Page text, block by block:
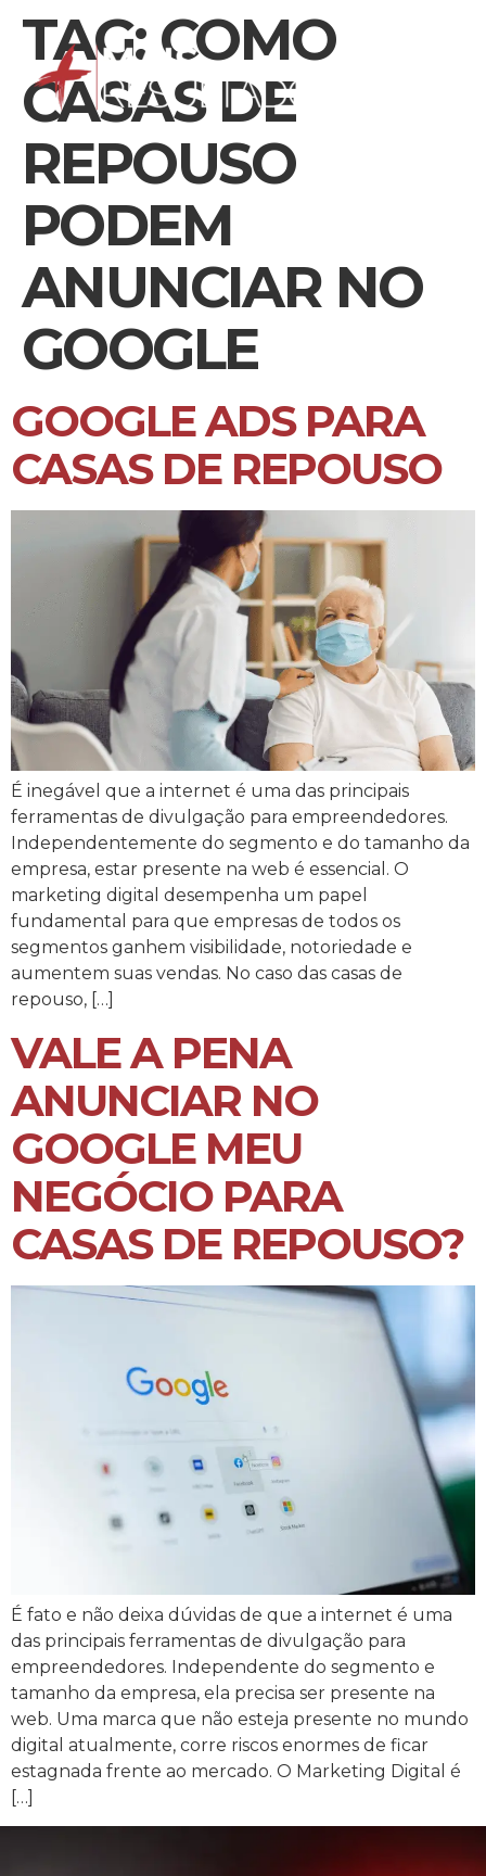
TAG: COMO
CASAS DE
REPOUSO
PODEM
ANUNCIAR NO
GOOGLE
GOOGLE ADS PARA
CASAS DE REPOUSO
É inegável que a internet é uma das principais
ferramentas de divulgação para empreendedores.
Independentemente do segmento e do tamanho da
empresa, estar presente na web é essencial. O
marketing digital desempenha um papel
fundamental para que empresas de todos os
segmentos ganhem visibilidade, notoriedade e
aumentem suas vendas. No caso das casas de
repouso, […]
VALE A PENA
ANUNCIAR NO
GOOGLE MEU
NEGÓCIO PARA
CASAS DE REPOUSO?
É fato e não deixa dúvidas de que a internet é uma
das principais ferramentas de divulgação para
empreendedores. Independente do segmento e
tamanho da empresa, ela precisa ser presente na
web. Uma marca que não esteja presente no mundo
digital atualmente, corre riscos enormes de ficar
estagnada frente ao mercado. O Marketing Digital é
[…]